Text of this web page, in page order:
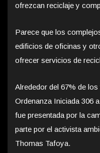
ofrezcan reciclaje y
Parece que los
edificios de oficinas y
ofrecer servicios de
Alrededor del 67% de
Ordenanza Iniciada 306
fue presentada por la
parte por el activista
Thomas Tafoya.